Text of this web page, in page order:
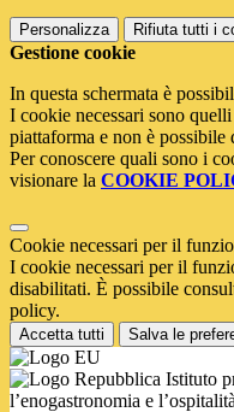
Personalizza Rifiuta tutti i
Gestione cookie
In questa schermata è
I cookie necessari sono
piattaforma e non è possibile
Per conoscere quali sono i
visionare la COOKIE
Cookie necessari per il
I cookie necessari per il
disabilitati. È possibile
policy.
Accetta tutti Salva le
Istituto
l’enogastronomia e